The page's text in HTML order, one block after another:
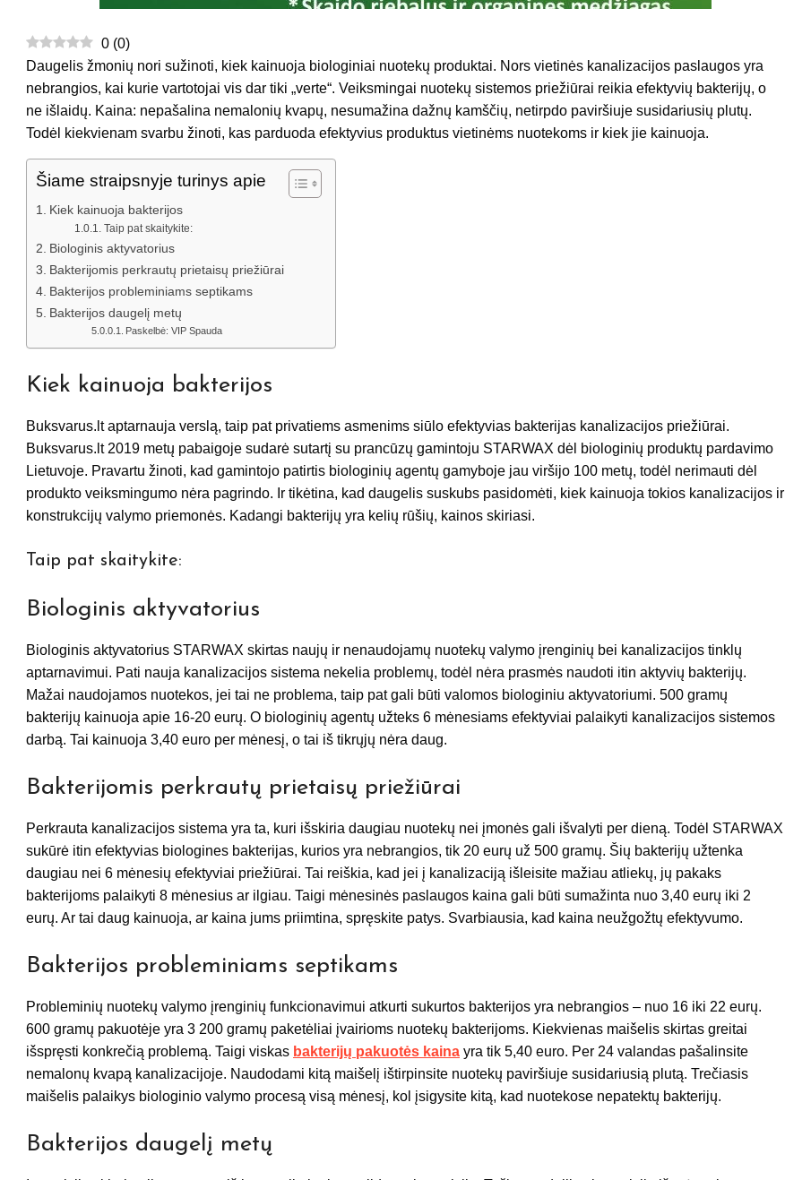
0 (0)
Daugelis žmonių nori sužinoti, kiek kainuoja biologiniai nuotekų produktai. Nors vietinės kanalizacijos paslaugos yra
nebrangios, kai kurie vartotojai vis dar tiki „verte“. Veiksmingai nuotekų sistemos priežiūrai reikia efektyvių bakterijų, o
ne išlaidų. Kaina: nepašalina nemalonių kvapų, nesumažina dažnų kamščių, netirpdo paviršiuje susidariusių plutų.
Todėl kiekvienam svarbu žinoti, kas parduoda efektyvius produktus vietinėms nuotekoms ir kiek jie kainuoja.
Šiame straipsnyje turinys apie
Kiek kainuoja bakterijos
Taip pat skaitykite:
Biologinis aktyvatorius
Bakterijomis perkrautų prietaisų priežiūrai
Bakterijos probleminiams septikams
Bakterijos daugelį metų
Paskelbė: VIP Spauda
Kiek kainuoja bakterijos
Buksvarus.lt aptarnauja verslą, taip pat privatiems asmenims siūlo efektyvias bakterijas kanalizacijos priežiūrai.
Buksvarus.lt 2019 metų pabaigoje sudarė sutartį su prancūzų gamintoju STARWAX dėl biologinių produktų pardavimo
Lietuvoje. Pravartu žinoti, kad gamintojo patirtis biologinių agentų gamyboje jau viršijo 100 metų, todėl nerimauti dėl
produkto veiksmingumo nėra pagrindo. Ir tikėtina, kad daugelis suskubs pasidomėti, kiek kainuoja tokios kanalizacijos ir
konstrukcijų valymo priemonės. Kadangi bakterijų yra kelių rūšių, kainos skiriasi.
Taip pat skaitykite:
Biologinis aktyvatorius
Biologinis aktyvatorius STARWAX skirtas naujų ir nenaudojamų nuotekų valymo įrenginių bei kanalizacijos tinklų
aptarnavimui. Pati nauja kanalizacijos sistema nekelia problemų, todėl nėra prasmės naudoti itin aktyvių bakterijų.
Mažai naudojamos nuotekos, jei tai ne problema, taip pat gali būti valomos biologiniu aktyvatoriumi. 500 gramų
bakterijų kainuoja apie 16-20 eurų. O biologinių agentų užteks 6 mėnesiams efektyviai palaikyti kanalizacijos sistemos
darbą. Tai kainuoja 3,40 euro per mėnesį, o tai iš tikrųjų nėra daug.
Bakterijomis perkrautų prietaisų priežiūrai
Perkrauta kanalizacijos sistema yra ta, kuri išskiria daugiau nuotekų nei įmonės gali išvalyti per dieną. Todėl STARWAX
sukūrė itin efektyvias biologines bakterijas, kurios yra nebrangios, tik 20 eurų už 500 gramų. Šių bakterijų užtenka
daugiau nei 6 mėnesių efektyviai priežiūrai. Tai reiškia, kad jei į kanalizaciją išleisite mažiau atliekų, jų pakaks
bakterijoms palaikyti 8 mėnesius ar ilgiau. Taigi mėnesinės paslaugos kaina gali būti sumažinta nuo 3,40 eurų iki 2
eurų. Ar tai daug kainuoja, ar kaina jums priimtina, spręskite patys. Svarbiausia, kad kaina neužgožtų efektyvumo.
Bakterijos probleminiams septikams
Probleminių nuotekų valymo įrenginių funkcionavimui atkurti sukurtos bakterijos yra nebrangios – nuo ​​16 iki 22 eurų.
600 gramų pakuotėje yra 3 200 gramų paketėliai įvairioms nuotekų bakterijoms. Kiekvienas maišelis skirtas greitai
išspręsti konkrečią problemą. Taigi viskas bakterijų pakuotės kaina yra tik 5,40 euro. Per 24 valandas pašalinsite
nemalonų kvapą kanalizacijoje. Naudodami kitą maišelį ištirpinsite nuotekų paviršiuje susidariusią plutą. Trečiasis
maišelis palaikys biologinio valymo procesą visą mėnesį, kol įsigysite kitą, kad nuotekose nepatektų bakterijų.
Bakterijos daugelį metų